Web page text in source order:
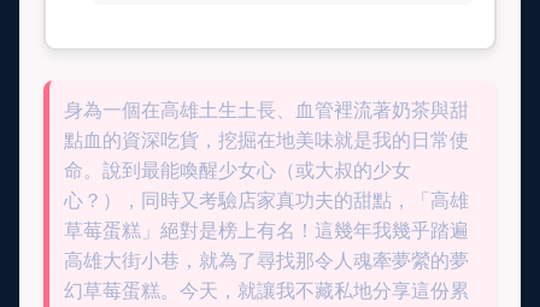
身為一個在高雄土生土長、血管裡流著奶茶與甜
點血的資深吃貨，挖掘在地美味就是我的日常使
命。說到最能喚醒少女心（或大叔的少女
心？），同時又考驗店家真功夫的甜點，「高雄
草莓蛋糕」絕對是榜上有名！這幾年我幾乎踏遍
高雄大街小巷，就為了尋找那令人魂牽夢縈的夢
幻草莓蛋糕。今天，就讓我不藏私地分享這份累